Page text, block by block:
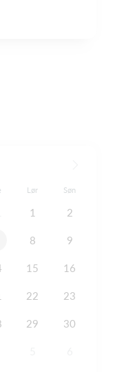
Lør Søn
1 2
8 9
15 16
22 23
29 30